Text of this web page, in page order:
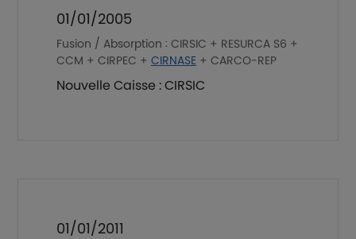
01/01/2005
Fusion / Absorption : CIRSIC + RESURCA S6 +
CCM + CIRPEC + CIRNASE + CARCO-REP
Nouvelle Caisse : CIRSIC
01/01/2011